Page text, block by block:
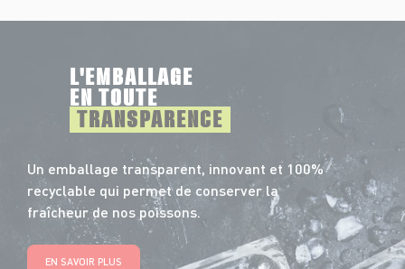
L'EMBALLAGE
EN TOUTE
TRANSPARENCE
Un emballage transparent, innovant et 100%
recyclable qui permet de conserver la
fraîcheur de nos poissons.
EN SAVOIR PLUS